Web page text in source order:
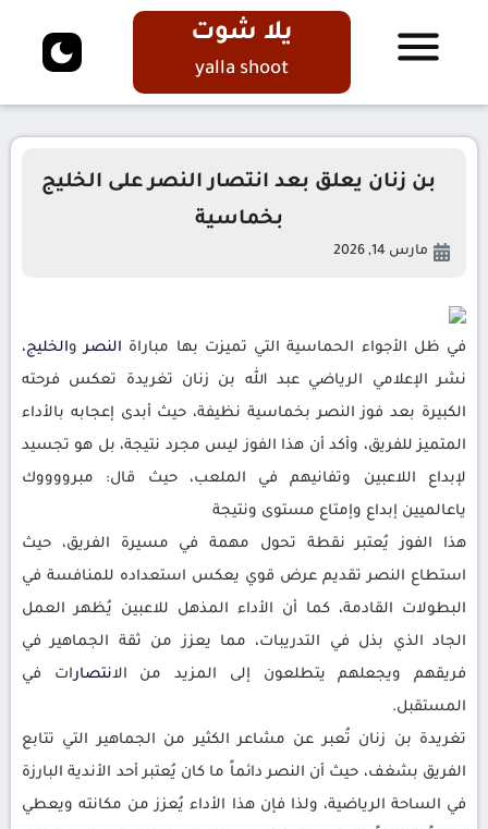
يلا شوت
yalla shoot
بن زنان يعلق بعد انتصار النصر على الخليج
بخماسية
مارس 14, 2026
في ظل الأجواء الحماسية التي تميزت بها مباراة النصروالخليج،
نشر الإعلامي الرياضي عبد الله بن زنان تغريدة تعكس فرحته
الكبيرة بعد فوز النصر بخماسية نظيفة، حيث أبدى إعجابه بالأداء
المتميز للفريق، وأكد أن هذا الفوز ليس مجرد نتيجة، بل هو تجسيد
لإبداع اللاعبين وتفانيهم في الملعب، حيث قال: مبرووووك
ياعالميين إبداع وإمتاع مستوى ونتيجة
هذا الفوز يُعتبر نقطة تحول مهمة في مسيرة الفريق، حيث
استطاع النصر تقديم عرض قوي يعكس استعداده للمنافسة في
البطولات القادمة، كما أن الأداء المذهل للاعبين يُظهر العمل
الجاد الذي بذل في التدريبات، مما يعزز من ثقة الجماهير في
فريقهم ويجعلهم يتطلعون إلى المزيد من الانتصارات في
المستقبل.
تغريدة بن زنان تُعبر عن مشاعر الكثير من الجماهير التي تتابع
الفريق بشغف، حيث أن النصر دائماً ما كان يُعتبر أحد الأندية البارزة
في الساحة الرياضية، ولذا فإن هذا الأداء يُعزز من مكانته ويعطي